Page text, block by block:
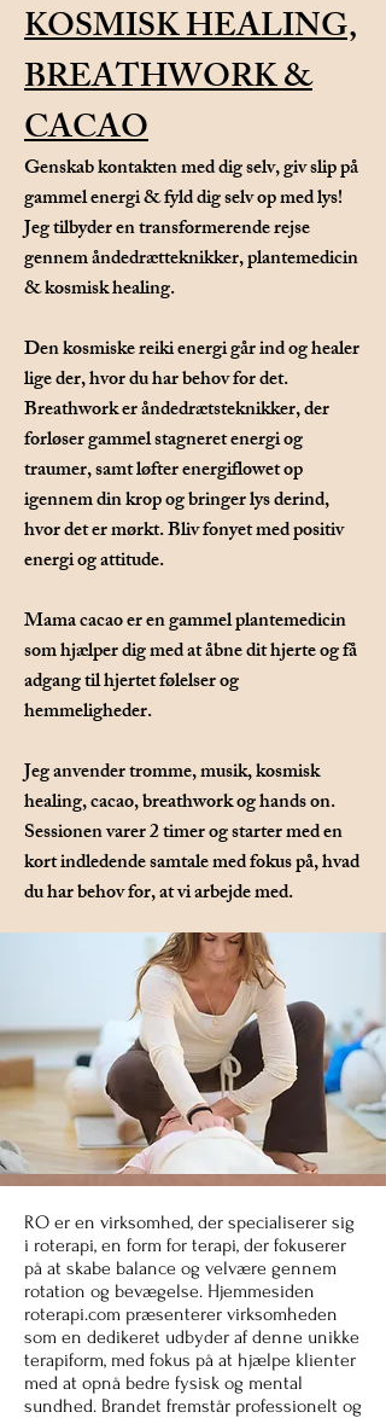
KOSMISK ​HEALING,
BREATHWORK &
CACAO
Genskab kontakten med dig selv, giv slip på
gammel energi & fyld dig selv op med lys!
Jeg tilbyder en transformerende rejse
gennem åndedrætteknikker, plantemedicin
& kosmisk healing.
Den kosmiske reiki energi går ind og healer
lige der, hvor du har behov for det.
Breathwork er åndedrætsteknikker, der
forløser gammel stagneret energi og
traumer, samt løfter energiflowet op
igennem din krop og bringer lys derind,
hvor det er mørkt. Bliv fonyet med positiv
energi og attitude.
Mama cacao er en gammel plantemedicin
som hjælper dig med at åbne dit hjerte og få
adgang til hjertet følelser og
hemmeligheder.
Jeg anvender tromme, musik, kosmisk
healing, cacao, breathwork og hands on.
Sessionen varer 2 timer og starter med en
kort indledende samtale med fokus på, hvad
du har behov for, at vi arbejde med.
RO er en virksomhed, der specialiserer sig
i roterapi, en form for terapi, der fokuserer
på at skabe balance og velvære gennem
rotation og bevægelse. Hjemmesiden
roterapi.com præsenterer virksomheden
som en dedikeret udbyder af denne unikke
terapiform, med fokus på at hjælpe klienter
med at opnå bedre fysisk og mental
sundhed. Brandet fremstår professionelt og